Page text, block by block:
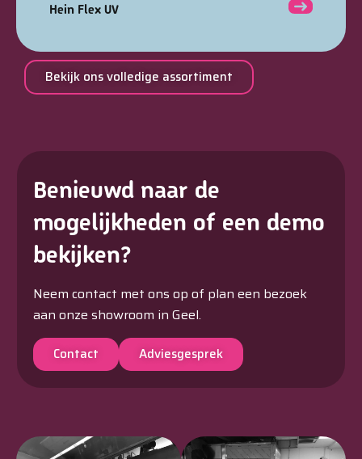
Hein Flex UV
Bekijk ons volledige assortiment
Benieuwd naar de
mogelijkheden of een demo
bekijken?
Neem contact met ons op of plan een bezoek
aan onze showroom in Geel.
Contact Adviesgesprek